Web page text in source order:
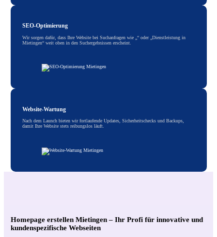
SEO-Optimierung
Wir sorgen dafür, dass Ihre Website bei Suchanfragen wie „“ oder „Dienstleistung in
Mietingen“ weit oben in den Suchergebnissen erscheint.
Website-Wartung
Nach dem Launch bieten wir fortlaufende Updates, Sicherheitschecks und Backups,
damit Ihre Website stets reibungslos läuft.
Homepage erstellen Mietingen – Ihr Profi für innovative und
kundenspezifische Webseiten